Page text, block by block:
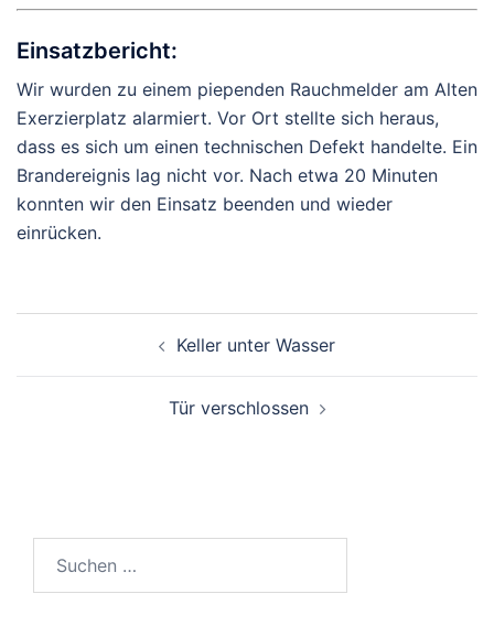
Einsatzbericht:
Wir wurden zu einem piependen Rauchmelder am Alten
Exerzierplatz alarmiert. Vor Ort stellte sich heraus,
dass es sich um einen technischen Defekt handelte. Ein
Brandereignis lag nicht vor. Nach etwa 20 Minuten
konnten wir den Einsatz beenden und wieder
einrücken.
Keller unter Wasser
Tür verschlossen